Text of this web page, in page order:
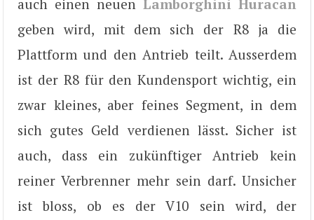
auch einen neuen Lamborghini Huracan
geben wird, mit dem sich der R8 ja die
Plattform und den Antrieb teilt. Ausserdem
ist der R8 für den Kundensport wichtig, ein
zwar kleines, aber feines Segment, in dem
sich gutes Geld verdienen lässt. Sicher ist
auch, dass ein zukünftiger Antrieb kein
reiner Verbrenner mehr sein darf. Unsicher
ist bloss, ob es der V10 sein wird, der